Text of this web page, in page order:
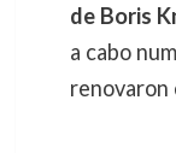
de Boris
a cabo